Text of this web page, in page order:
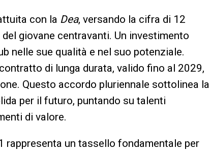
con la Dea, versando la cifra di 12
giovane centravanti. Un investimento
nelle sue qualità e nel suo potenziale.
di lunga durata, valido fino al 2029,
Questo accordo pluriennale sottolinea la
per il futuro, puntando su talenti
di valore.
un tassello fondamentale per